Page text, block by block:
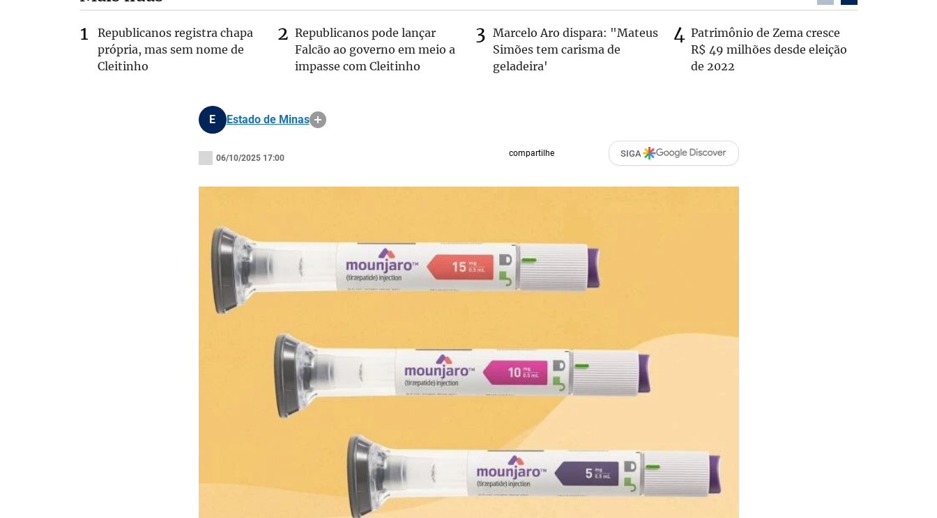
Republicanos registra chapa
própria, mas sem nome de
Cleitinho
Republicanos pode lançar
Falcão ao governo em meio a
impasse com Cleitinho
Marcelo Aro dispara: "Mateus
Simões tem carisma de
geladeira'
Patrimônio de Zema cresce
R$ 49 milhões desde eleição
de 2022
E Estado de Minas
06/10/2025 17:00 compartilhe SIGA